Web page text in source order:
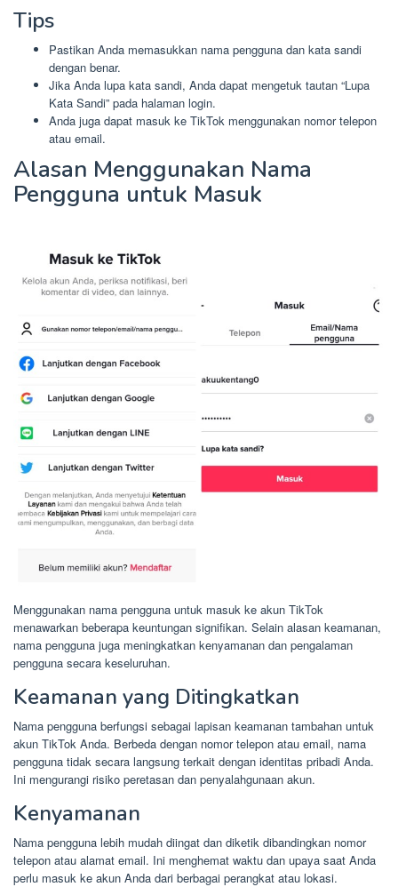
Tips
Pastikan Anda memasukkan nama pengguna dan kata sandi
dengan benar.
Jika Anda lupa kata sandi, Anda dapat mengetuk tautan “Lupa
Kata Sandi” pada halaman login.
Anda juga dapat masuk ke TikTok menggunakan nomor telepon
atau email.
Alasan Menggunakan Nama
Pengguna untuk Masuk
Menggunakan nama pengguna untuk masuk ke akun TikTok
menawarkan beberapa keuntungan signifikan. Selain alasan keamanan,
nama pengguna juga meningkatkan kenyamanan dan pengalaman
pengguna secara keseluruhan.
Keamanan yang Ditingkatkan
Nama pengguna berfungsi sebagai lapisan keamanan tambahan untuk
akun TikTok Anda. Berbeda dengan nomor telepon atau email, nama
pengguna tidak secara langsung terkait dengan identitas pribadi Anda.
Ini mengurangi risiko peretasan dan penyalahgunaan akun.
Kenyamanan
Nama pengguna lebih mudah diingat dan diketik dibandingkan nomor
telepon atau alamat email. Ini menghemat waktu dan upaya saat Anda
perlu masuk ke akun Anda dari berbagai perangkat atau lokasi.